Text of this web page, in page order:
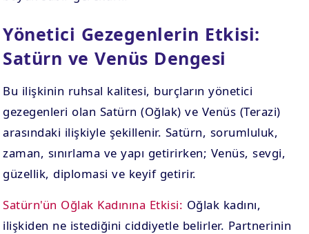
Yönetici Gezegenlerin Etkisi:
Satürn ve Venüs Dengesi
Bu ilişkinin ruhsal kalitesi, burçların yönetici
gezegenleri olan Satürn (Oğlak) ve Venüs (Terazi)
arasındaki ilişkiyle şekillenir. Satürn, sorumluluk,
zaman, sınırlama ve yapı getirirken; Venüs, sevgi,
güzellik, diplomasi ve keyif getirir.
Satürn'ün Oğlak Kadınına Etkisi: Oğlak kadını,
ilişkiden ne istediğini ciddiyetle belirler. Partnerinin